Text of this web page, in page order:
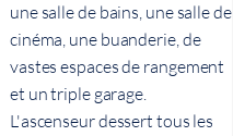
une salle de bains, une salle de
cinéma, une buanderie, de
vastes espaces de rangement
et un triple garage.
L'ascenseur dessert tous les